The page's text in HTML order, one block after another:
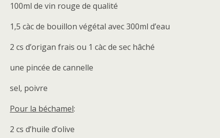
100ml de vin rouge de qualité
1,5 càc de bouillon végétal avec 300ml d’eau
2 cs d’origan frais ou 1 càc de sec hâché
une pincée de cannelle
sel, poivre
Pour la béchamel:
2 cs d’huile d’olive